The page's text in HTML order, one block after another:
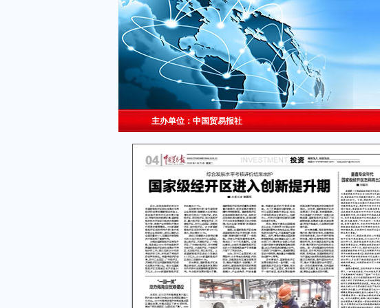
主办单位：中国贸易报社